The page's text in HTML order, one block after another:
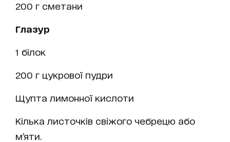
200 г сметани
Глазур
1 білок
200 г цукрової пудри
Щупта лимонної кислоти
Кілька листочків свіжого чебрецю або
м’яти.